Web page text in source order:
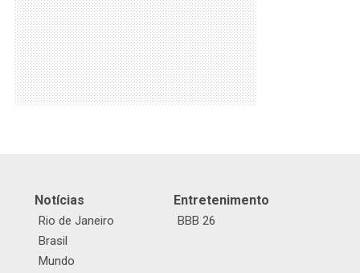
Notícias
Rio de Janeiro
Brasil
Mundo
Entretenimento
BBB 26